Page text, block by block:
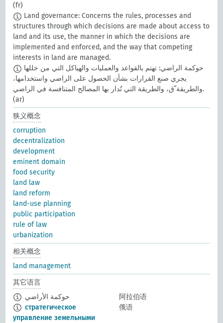
(fr)
Land governance: Concerns the rules, processes and
structures through which decisions are made about access to
land and its use, the manner in which the decisions are
implemented and enforced, and the way that competing
interests in land are managed.
يجري صنع القرارات بشأن الحصول على الراضي واستخدامها،
والطريقة ّق، والطريقة التي تُدار بها المصالح المتنافسة في الراضي.
(ar)
狭义概念
corruption
decentralization
development
eminent domain
food security
land law
land reform
land-use planning
public participation
rule of law
urbanization
相关概念
land management
其它语言
حوكمة الأراضي
阿拉伯语
стратегическое
управление земельными
俄语